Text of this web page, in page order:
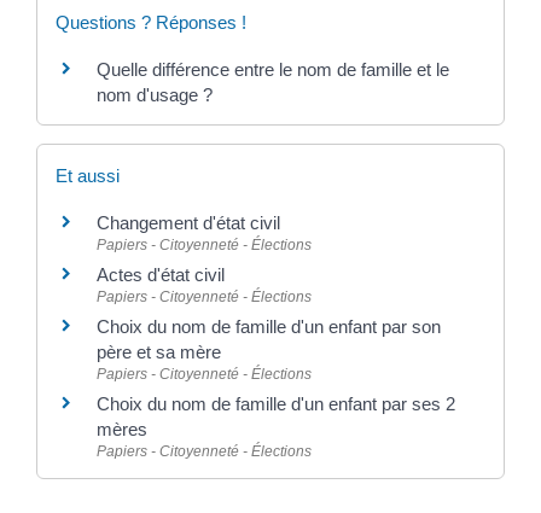
Questions ? Réponses !
Quelle différence entre le nom de famille et le
nom d'usage ?
Et aussi
Changement d'état civil
Papiers - Citoyenneté - Élections
Actes d'état civil
Papiers - Citoyenneté - Élections
Choix du nom de famille d'un enfant par son
père et sa mère
Papiers - Citoyenneté - Élections
Choix du nom de famille d'un enfant par ses 2
mères
Papiers - Citoyenneté - Élections